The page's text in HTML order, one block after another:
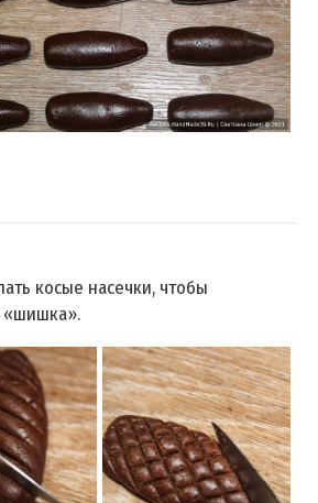
косые насечки, чтобы
«шишка».